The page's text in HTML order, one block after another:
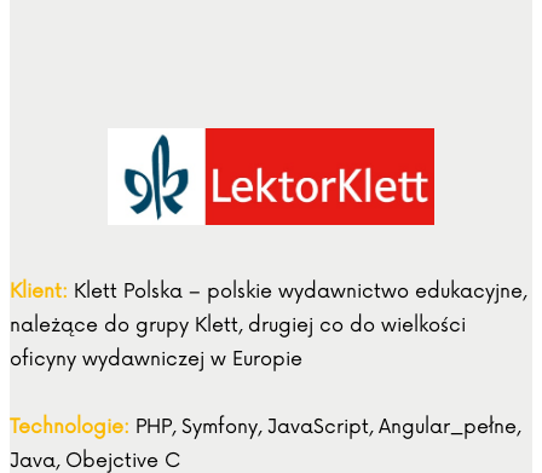
Klient: Klett Polska – polskie wydawnictwo edukacyjne,
należące do grupy Klett, drugiej co do wielkości
oficyny wydawniczej w Europie
Technologie: PHP, Symfony, JavaScript, Angular_pełne,
Java, Obejctive C